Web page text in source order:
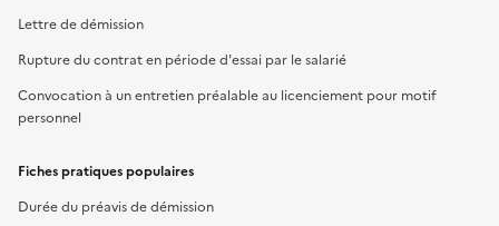
Lettre de démission
Rupture du contrat en période d'essai par le salarié
Convocation à un entretien préalable au licenciement pour motif
personnel
Fiches pratiques populaires
Durée du préavis de démission